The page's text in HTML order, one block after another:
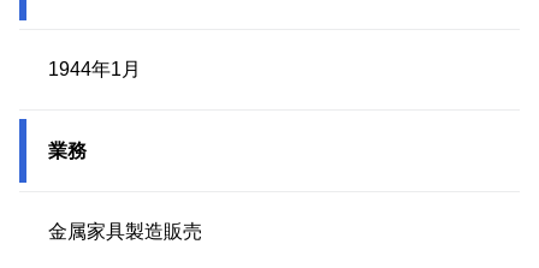
1944年1月
業務
金属家具製造販売